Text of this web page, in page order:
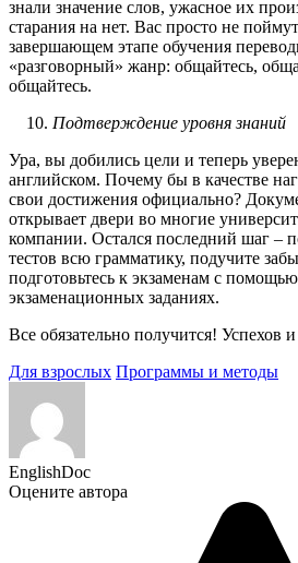
знали значение слов, ужасное их
старания на нет. Вас просто не
завершающем этапе обучения
«разговорный» жанр: общайтесь,
общайтесь.
Подтверждение уровня знаний
Ура, вы добились цели и теперь
английском. Почему бы в качестве
свои достижения официально?
открывает двери во многие
компании. Остался последний шаг –
тестов всю грамматику, подучите
подготовьтесь к экзаменам с
экзаменационных заданиях.
Все обязательно получится! Успехов
Для взрослых Программы и методы
EnglishDoc
Оцените автора